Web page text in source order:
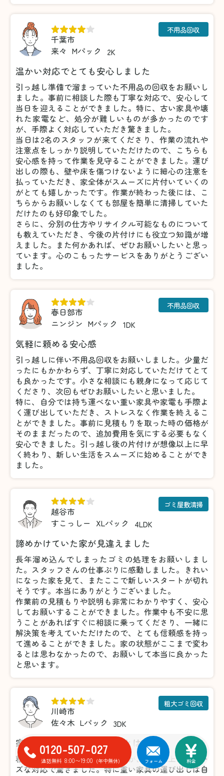
千葉市
来々 Mパック 2K
不用品回収
温かい対応でとても安心しました
引っ越し準備で溜まっていた不用品の回収をお願いし
ました。事前に相談した際も丁寧な対応で、安心して
当日を迎えることができました。特に、古い家具や壊
れた家電など、処分が難しいものが多かったのです
が、手際よく対応していただき驚きました。
当日は2名のスタッフが来てくださり、作業の流れや
注意点をしっかり説明していただけたので、こちらも
安心感を持って作業を見守ることができました。運び
出しの際も、壁や床を傷つけないように細心の注意を
払っていただき、家全体がスムーズに片付いていくの
がとても嬉しかったです。作業が終わった後には、こ
ちらからお願いしなくても部屋を簡単に清掃していた
だけたのも好印象でした。
さらに、分別の仕方やリサイクル可能なものについて
も教えていただき、今後の片付けにも役立つ知識が増
えました。また何かあれば、ぜひお願いしたいと思っ
ています。心のこもったサービスをありがとうござい
ました。
春日部市
ニンジン Mパック 1DK
不用品回収
気軽に頼める安心感
引っ越しに伴い不用品回収をお願いしました。少量だ
ったにもかかわらず、丁寧に対応していただけてとて
も良かったです。小さな相談にも親身になって応じて
くださり、次回もぜひお願いしたいと思いました。
特に、自分では持ち運べない重い家具や家電も手際よ
く運び出していただき、ストレスなく作業を終えるこ
とができました。事前に見積もりを取った時の価格が
そのままだったので、追加費用を気にする必要もなく
安心できました。引っ越し後の片付けが想像以上に早
く終わり、新しい生活をスムーズに始めることができ
ました。
越谷市
すこっしー
XLパック 4LDK
ゴミ屋敷清掃
諦めかけていた家が見違えました
長年溜め込んでしまったゴミの処理をお願いしまし
た。スタッフさんの仕事ぶりに感動しました。きれい
になった家を見て、またここで新しいスタートが切れ
そうです。本当にありがとうございました。
作業前の見積もりや説明も非常にわかりやすく、安心
してお願いすることができました。作業中も不安に思
うことがあればすぐに相談に乗ってくださり、一緒に
解決策を考えていただけたので、とても信頼感を持っ
て進めることができました。家の状態がここまで変わ
るとは思わなかったので、お願いして本当に良かった
と思います。
川崎市
佐々木 Lパック 3DK
粗大ゴミ回収
家具の処分がこんなに楽だとは！
粗大ゴミの処分で利用しましたが、想像以上にスムー
ズな対応で驚きました。特に重い家具の運び出しは自
0120-507-027
通話無料 8:00〜19:00 (年中無休) フォーム 料金